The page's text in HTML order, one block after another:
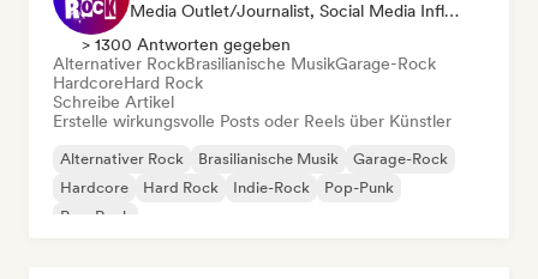
Media Outlet/Journalist, Social Media Influencer
> 1300 Antworten gegeben
Alternativer RockBrasilianische MusikGarage-Rock
HardcoreHard Rock
Schreibe Artikel
Erstelle wirkungsvolle Posts oder Reels über Künstler
Alternativer Rock Brasilianische Musik
Garage-Rock
Hardcore
Hard Rock Indie-Rock
Pop-Punk
Pop-Rock